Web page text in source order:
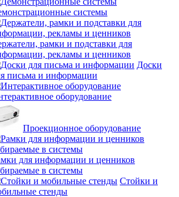
системы
рамки и подставки для
рекламы и ценников
Доски
письма и информации
оборудование
Проекционное оборудование
для информации и ценников
в системы
Стойки и
стенды